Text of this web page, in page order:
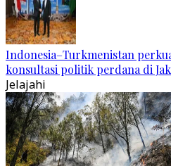
Indonesia–Turkmenistan
konsultasi politik perdana di
Jelajahi